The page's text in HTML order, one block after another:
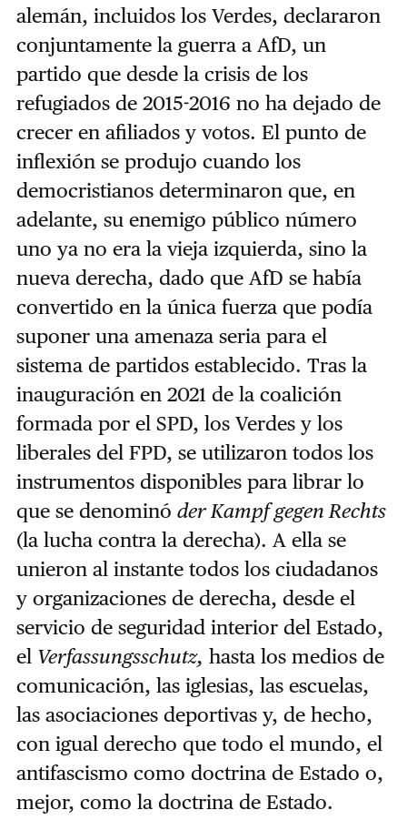
alemán, incluidos los Verdes, declararon
conjuntamente la guerra a AfD, un
partido que desde la crisis de los
refugiados de 2015-2016 no ha dejado de
crecer en afiliados y votos. El punto de
inflexión se produjo cuando los
democristianos determinaron que, en
adelante, su enemigo público número
uno ya no era la vieja izquierda, sino la
nueva derecha, dado que AfD se había
convertido en la única fuerza que podía
suponer una amenaza seria para el
sistema de partidos establecido. Tras la
inauguración en 2021 de la coalición
formada por el SPD, los Verdes y los
liberales del FPD, se utilizaron todos los
instrumentos disponibles para librar lo
que se denominó der Kampf gegen Rechts
(la lucha contra la derecha). A ella se
unieron al instante todos los ciudadanos
y organizaciones de derecha, desde el
servicio de seguridad interior del Estado,
el Verfassungsschutz, hasta los medios de
comunicación, las iglesias, las escuelas,
las asociaciones deportivas y, de hecho,
con igual derecho que todo el mundo, el
antifascismo como doctrina de Estado o,
mejor, como la doctrina de Estado.